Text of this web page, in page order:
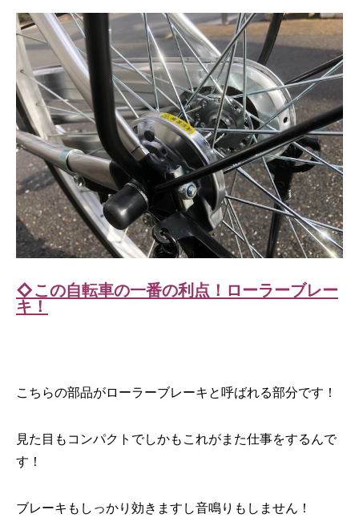
◇この自転車の一番の利点！ローラーブレー
キ！
こちらの部品がローラーブレーキと呼ばれる部分です！
見た目もコンパクトでしかもこれがまた仕事をするんで
す！
ブレーキもしっかり効きますし音鳴りもしません！